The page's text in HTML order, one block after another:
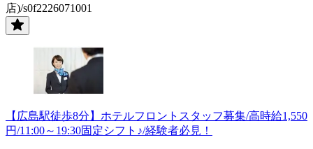
店)/s0f2226071001
【広島駅徒歩8分】ホテルフロントスタッフ募集/高時給1,550
円/11:00～19:30固定シフト♪/経験者必見！